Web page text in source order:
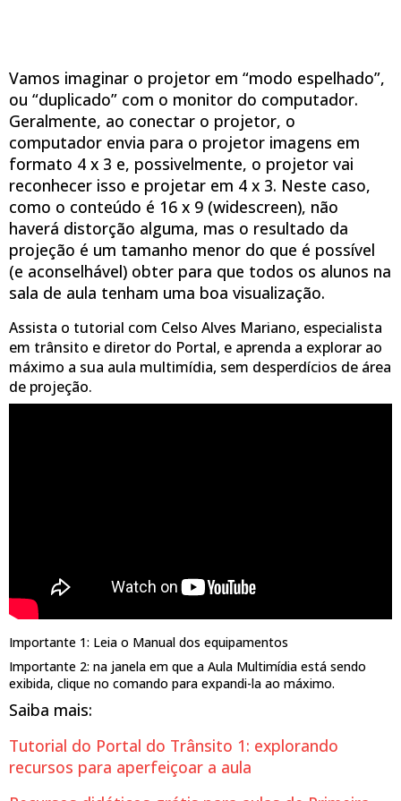
Vamos imaginar o projetor em “modo espelhado”,
ou “duplicado” com o monitor do computador.
Geralmente, ao conectar o projetor, o
computador envia para o projetor imagens em
formato 4 x 3 e, possivelmente, o projetor vai
reconhecer isso e projetar em 4 x 3. Neste caso,
como o conteúdo é 16 x 9 (widescreen), não
haverá distorção alguma, mas o resultado da
projeção é um tamanho menor do que é possível
(e aconselhável) obter para que todos os alunos na
sala de aula tenham uma boa visualização.
Assista o tutorial com Celso Alves Mariano, especialista
em trânsito e diretor do Portal, e aprenda a explorar ao
máximo a sua aula multimídia, sem desperdícios de área
de projeção.
Importante 1: Leia o Manual dos equipamentos
Importante 2: na janela em que a Aula Multimídia está sendo
exibida, clique no comando para expandi-la ao máximo.
Saiba mais:
Tutorial do Portal do Trânsito 1: explorando
recursos para aperfeiçoar a aula